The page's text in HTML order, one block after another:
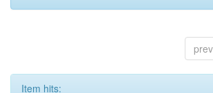
Item hits: